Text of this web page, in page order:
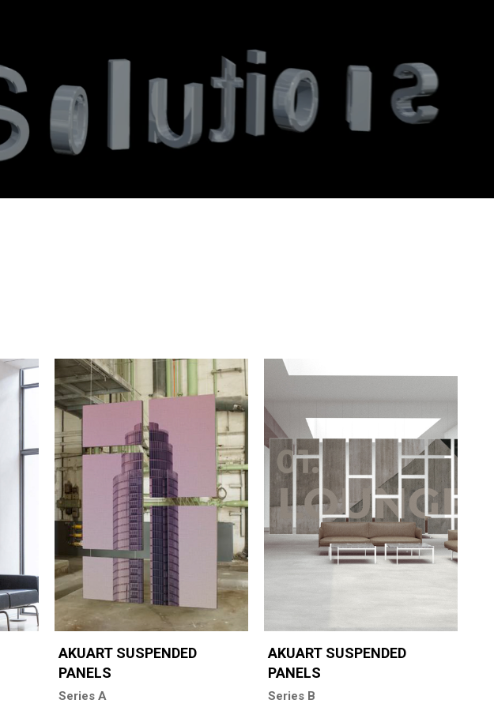
AKUART SUSPENDED
PANELS
Series A
AKUART SUSPENDED
PANELS
Series B